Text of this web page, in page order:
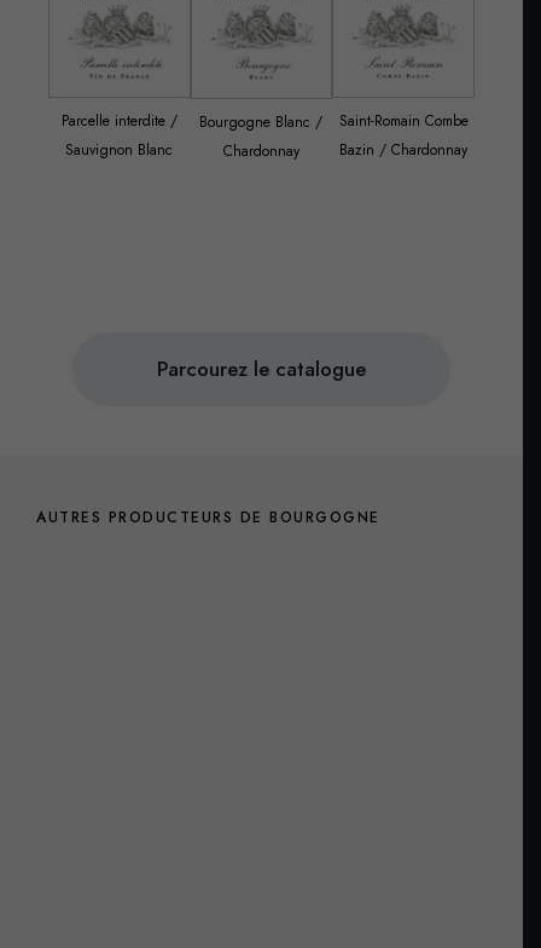
Parcelle interdite /
Sauvignon Blanc
Bourgogne Blanc /
Chardonnay
Saint-Romain Combe
Bazin / Chardonnay
Parcourez le catalogue
AUTRES PRODUCTEURS DE BOURGOGNE